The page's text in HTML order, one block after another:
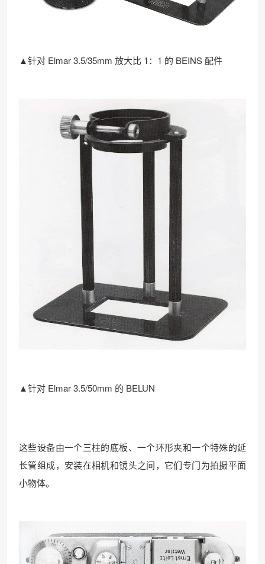
▲针对 Elmar 3.5/35mm 放大比 1：1 的 BEINS 配件
▲针对 Elmar 3.5/50mm 的 BELUN
这些设备由一个三柱的底板、一个环形夹和一个特殊的延
长管组成，安装在相机和镜头之间，它们专门为拍摄平面
小物体。